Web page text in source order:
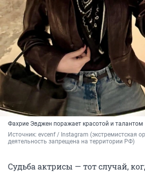
Фахрие Эвджен поражает красотой и талантом
Источник: evcenf / Instagram (экстремистская
деятельность запрещена на территории РФ)
Судьба актрисы — тот случай,